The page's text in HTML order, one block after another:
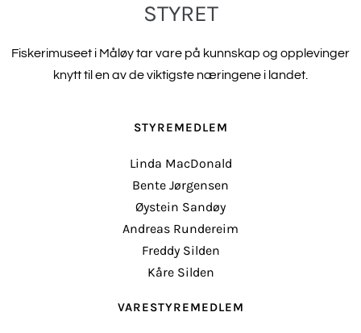
STYRET
Fiskerimuseet i Måløy tar vare på kunnskap og opplevinger
knytt til en av de viktigste næringene i landet.
STYREMEDLEM
Linda MacDonald
Bente Jørgensen
Øystein Sandøy
Andreas Rundereim
Freddy Silden
Kåre Silden
VARESTYREMEDLEM